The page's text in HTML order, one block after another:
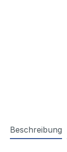
Beschreibung